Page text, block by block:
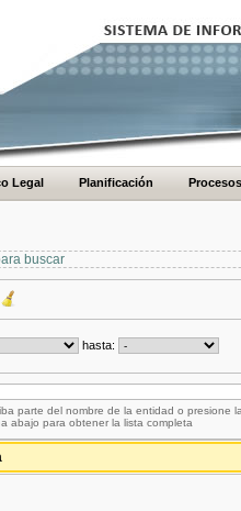
Legal Planificación Procesos
buscar
hasta:
parte del nombre de la entidad o presione
abajo para obtener la lista completa